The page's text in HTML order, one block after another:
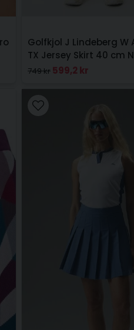
Golfkjol J Lindeberg W
TX Jersey Skirt 40 cm
749 kr 599,2 kr